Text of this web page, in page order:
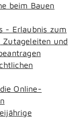
beim Bauen
- Erlaubnis zum
Zutageleiten und
Online-